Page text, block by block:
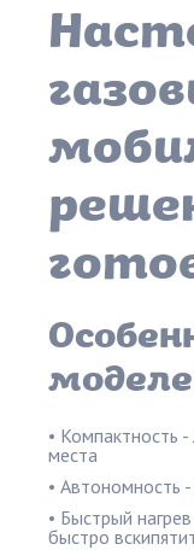
• Компактность
места
• Автономность
• Быстрый
быстро